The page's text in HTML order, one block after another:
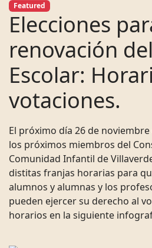
Featured
Elecciones
renovación
Escolar:
votaciones.
El próximo día 26 de
los próximos miembros del
Comunidad Infantil de
distitas franjas horarias para
alumnos y alumnas y los
pueden ejercer su derecho al
horarios en la siguiente